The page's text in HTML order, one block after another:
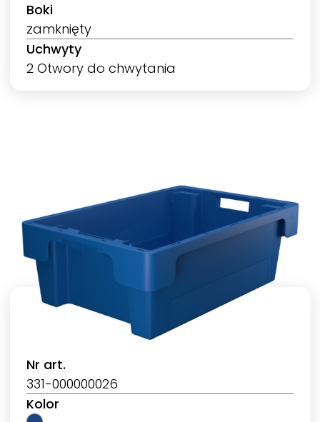
Boki
zamknięty
Uchwyty
2 Otwory do chwytania
Nr art.
331-000000026
Kolor